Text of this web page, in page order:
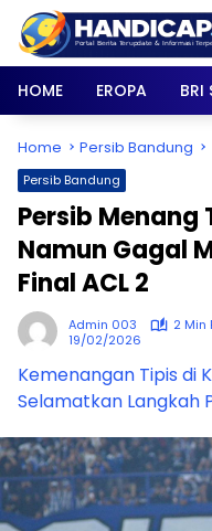
content
HOME
EROPA BRI
Home Persib Bandung
Persib Bandung
Persib
Namun Gagal
Final ACL 2
Admin 003
2 Min
19/02/2026
Kemenangan Tipis di
Selamatkan Langkah